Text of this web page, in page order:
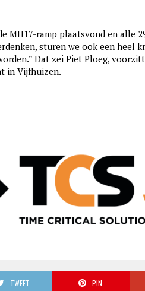
MH17-ramp plaatsvond en alle
sturen we ook een heel
Dat zei Piet Ploeg,
in Vijfhuizen.
TWEET PIN